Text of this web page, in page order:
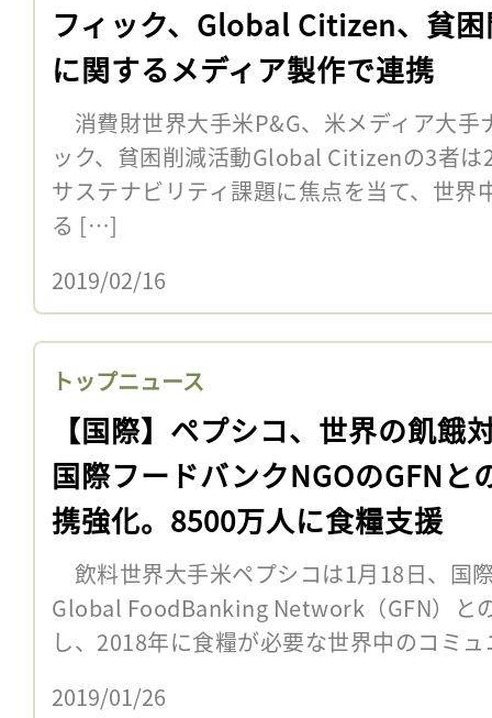
フィック、Global Citizen、貧
に関するメディア製作で連携
消費財世界大手米P&G、米メディア大手
ック、貧困削減活動Global Citizenの3者
サステナビリティ課題に焦点を当て、世界
る […]
2019/02/16
トップニュース
【国際】ペプシコ、世界の飢餓
国際フードバンクNGOのGFNと
携強化。8500万人に食糧支援
飲料世界大手米ペプシコは1月18日、国
Global FoodBanking Network（GFN）と
し、2018年に食糧が必要な世界中のコミ
2019/01/26